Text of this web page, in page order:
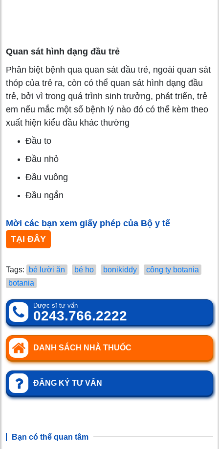
Quan sát hình dạng đầu trẻ
Phân biệt bệnh qua quan sát đầu trẻ, ngoài quan sát
thóp của trẻ ra, còn có thể quan sát hình dạng đầu
trẻ, bởi vì trong quá trình sinh trưởng, phát triển, trẻ
em nếu mắc một số bệnh lý nào đó có thể kèm theo
xuất hiện kiểu đầu khác thường
Đầu to
Đầu nhỏ
Đầu vuông
Đầu ngắn
Mời các bạn xem giấy phép của Bộ y tế
TẠI ĐÂY
Tags: bé lười ăn bé ho bonikiddy
công ty botania
botania
Dược sĩ tư vấn
0243.766.2222
DANH SÁCH NHÀ THUỐC
ĐĂNG KÝ TƯ VẤN
Bạn có thể quan tâm